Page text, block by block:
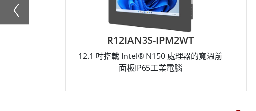
R12IAN3S-IPM2WT
12.1 吋搭載 Intel® N150 處理器的寬溫前
面板IP65工業電腦